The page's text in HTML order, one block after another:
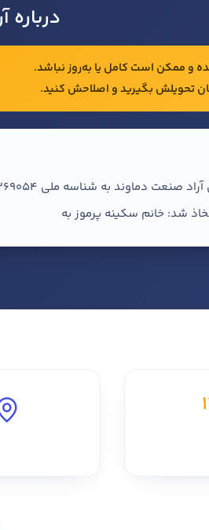
و ممکن است کامل یا به‌روز نباشد.
تحویلش بگیرید و اصلاحش کنید.